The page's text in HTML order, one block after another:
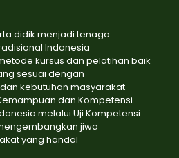
didik menjadi tenaga
Indonesia
kursus dan pelatihan baik
sesuai dengan
kebutuhan masyarakat
dan Kompetensi
melalui Uji Kompetensi
jiwa
yang handal